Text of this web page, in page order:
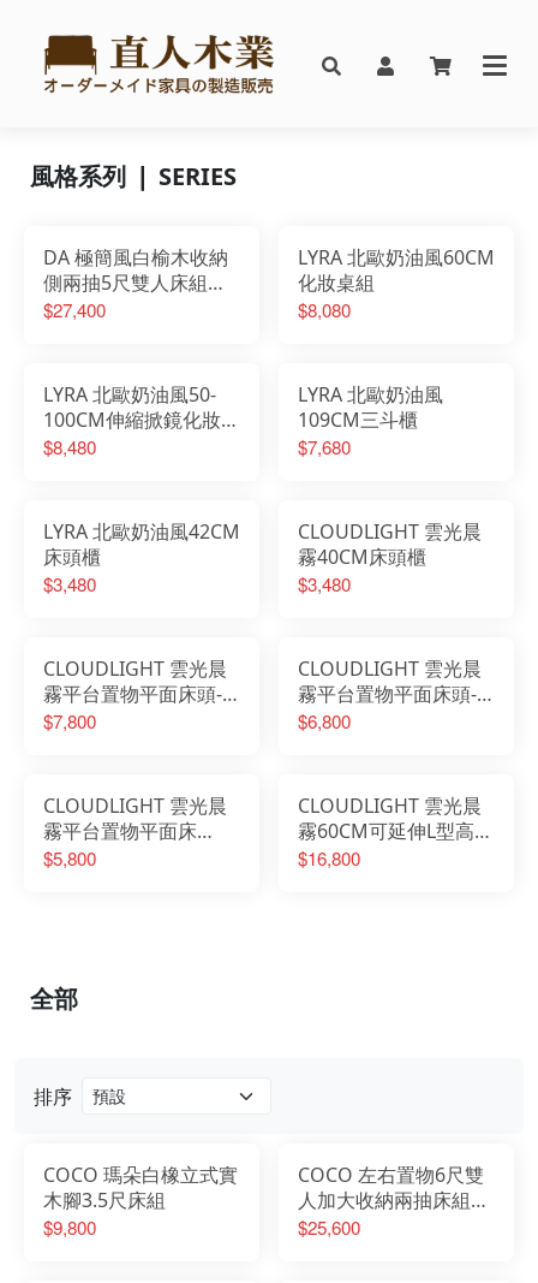
風格系列 ❘ SERIES
DA 極簡風白榆木收納
側兩抽5尺雙人床組搭
配床邊櫃
$27,400
LYRA 北歐奶油風60CM
化妝桌組
$8,080
LYRA 北歐奶油風50-
100CM伸縮掀鏡化妝桌
椅組
$8,480
LYRA 北歐奶油風
109CM三斗櫃
$7,680
LYRA 北歐奶油風42CM
床頭櫃
$3,480
CLOUDLIGHT 雲光晨
霧40CM床頭櫃
$3,480
CLOUDLIGHT 雲光晨
霧平台置物平面床頭-6
尺
$7,800
CLOUDLIGHT 雲光晨
霧平台置物平面床頭-5
尺
$6,800
CLOUDLIGHT 雲光晨
霧平台置物平面床
頭-3.5尺
$5,800
CLOUDLIGHT 雲光晨
霧60CM可延伸L型高被
櫥梳桌櫃組
$16,800
排序
COCO 瑪朵白橡立式實
木腳3.5尺床組
$9,800
COCO 左右置物6尺雙
人加大收納兩抽床組加
床邊櫃
$25,600
全部